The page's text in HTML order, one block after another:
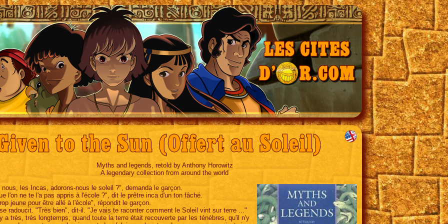
to the Sun (Offert au Soleil)
Myths and legends, retold by Anthony Horowitz
A legendary collection from around the world
nous, les Incas, adorons-nous le soleil ?", demanda le garçon.
l'on ne te l'a pas appris à l'école ?", dit le prêtre inca d'un ton fâché.
jeune pour être allé à l'école", répondit le garçon.
radoucit. "Très bien", dit-il. "Je vais te raconter comment le Soleil vint sur terre ..."
a très, très longtemps, quand toute la terre était recouverte par les ténèbres, qu'il n'y